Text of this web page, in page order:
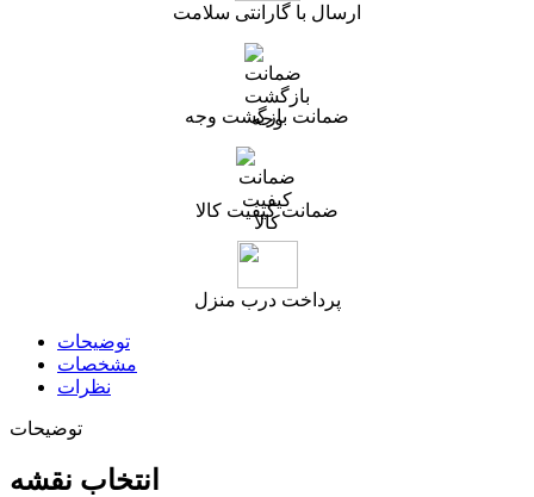
ارسال با گارانتی سلامت
ضمانت بازگشت وجه
ضمانت کیفیت کالا
پرداخت درب منزل
توضیحات
مشخصات
نظرات
توضیحات
انتخاب نقشه